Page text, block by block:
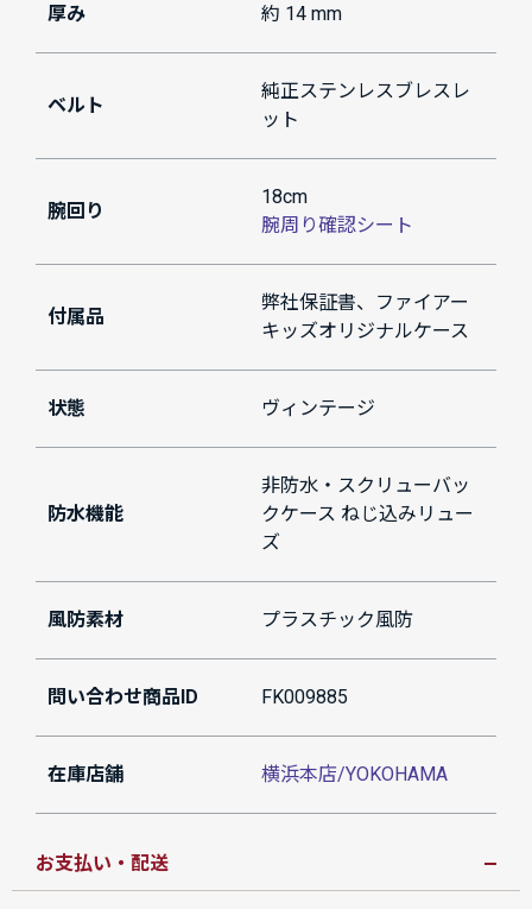
厚み 約 14 mm
ベルト
純正ステンレスブレスレ
ット
腕回り
18cm
腕周り確認シート
付属品
弊社保証書、ファイアー
キッズオリジナルケース
状態 ヴィンテージ
防水機能
非防水・スクリューバッ
クケース ねじ込みリュー
ズ
風防素材 プラスチック風防
問い合わせ商品ID FK009885
在庫店舗 横浜本店/YOKOHAMA
お支払い・配送